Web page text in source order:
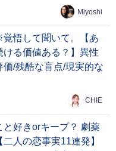
Miyoshi
悟して聞いて。【あ
ける価値ある？】異性
価/残酷な盲点/現実的な
CHIE
と好きorキープ？ 劇薬
人の恋事実11連発】